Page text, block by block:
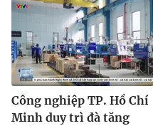
Công nghiệp TP. Hồ Chí
Minh duy trì đà tăng